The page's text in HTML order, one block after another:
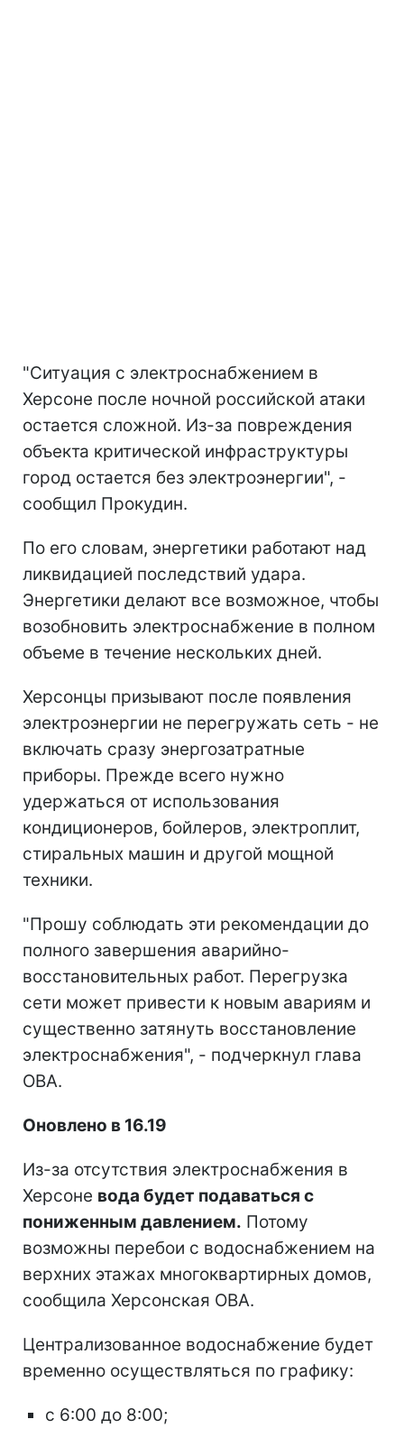
"Ситуация с электроснабжением в
Херсоне после ночной российской атаки
остается сложной. Из-за повреждения
объекта критической инфраструктуры
город остается без электроэнергии", -
сообщил Прокудин.
По его словам, энергетики работают над
ликвидацией последствий удара.
Энергетики делают все возможное, чтобы
возобновить электроснабжение в полном
объеме в течение нескольких дней.
Херсонцы призывают после появления
электроэнергии не перегружать сеть - не
включать сразу энергозатратные
приборы. Прежде всего нужно
удержаться от использования
кондиционеров, бойлеров, электроплит,
стиральных машин и другой мощной
техники.
"Прошу соблюдать эти рекомендации до
полного завершения аварийно-
восстановительных работ. Перегрузка
сети может привести к новым авариям и
существенно затянуть восстановление
электроснабжения", - подчеркнул глава
ОВА.
Оновлено в 16.19
Из-за отсутствия электроснабжения в
Херсоне вода будет подаваться с
пониженным давлением. Потому
возможны перебои с водоснабжением на
верхних этажах многоквартирных домов,
сообщила Херсонская ОВА.
Централизованное водоснабжение будет
временно осуществляться по графику:
с 6:00 до 8:00;